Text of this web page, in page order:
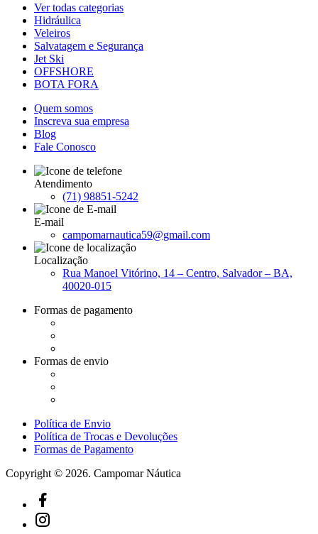
Ver todas categorias
Hidráulica
Veleiros
Salvatagem e Segurança
Jet Ski
OFFSHORE
BOTA FORA
Quem somos
Inscreva sua empresa
Blog
Fale Conosco
Atendimento
(71) 98851-5242
E-mail
campomarnautica59@gmail.com
Localização
Rua Manoel Vitórino, 14 – Centro, Salvador – BA,
40020-015
Formas de pagamento
Formas de envio
Política de Envio
Política de Trocas e Devoluções
Formas de Pagamento
Copyright © 2026. Campomar Náutica